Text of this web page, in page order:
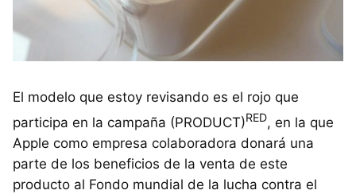
El modelo que estoy revisando es el rojo que
participa en la campaña (PRODUCT)RED, en la que
Apple como empresa colaboradora donará una
parte de los beneficios de la venta de este
producto al Fondo mundial de la lucha contra el